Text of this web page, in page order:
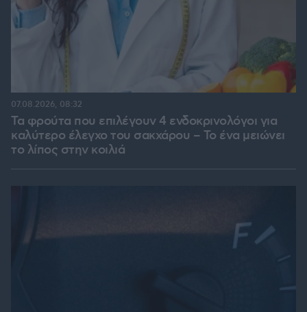
Τα φρούτα που επιλέγουν 4 ενδοκρινολόγοι για
καλύτερο έλεγχο του σακχάρου – Το ένα μειώνει
το λίπος στην κοιλιά
07.08.2026, 08:32